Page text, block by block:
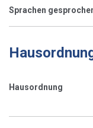
Sprachen
Hausordnung